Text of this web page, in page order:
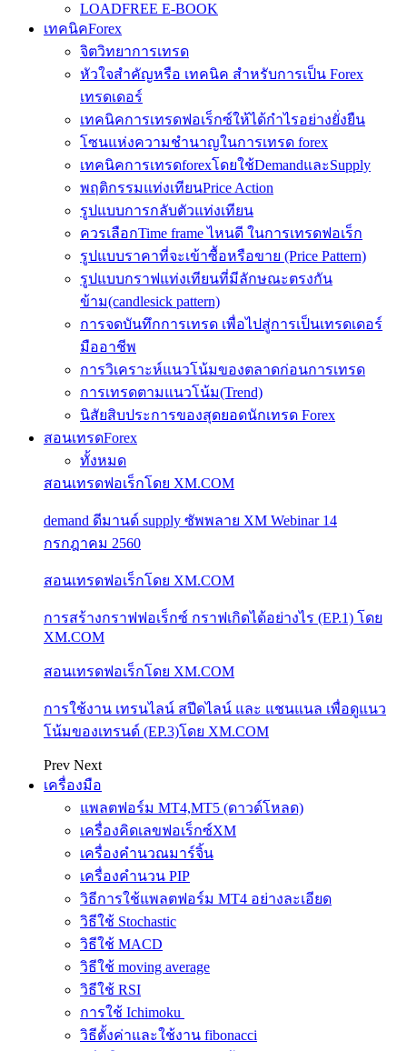
LOADFREE E-BOOK
เทคนิคForex
จิตวิทยาการเทรด
หัวใจสำคัญหรือ เทคนิค สำหรับการเป็น Forex
เทรดเดอร์
เทคนิคการเทรดฟอเร็กซ์ให้ได้กำไรอย่างยั่งยืน
โซนแห่งความชำนาญในการเทรด forex
เทคนิคการเทรดforexโดยใช้DemandและSupply
พฤติกรรมแท่งเทียนPrice Action
รูปแบบการกลับตัวแท่งเทียน
ควรเลือกTime frame ไหนดี ในการเทรดฟอเร็ก
รูปแบบราคาที่จะเข้าซื้อหรือขาย (Price Pattern)
รูปแบบกราฟแท่งเทียนที่มีลักษณะตรงกัน
ข้าม(candlesick pattern)
การจดบันทึกการเทรด เพื่อไปสู่การเป็นเทรดเดอร์
มืออาชีพ
การวิเคราะห์แนวโน้มของตลาดก่อนการเทรด
การเทรดตามแนวโน้ม(Trend)
นิสัยสิบประการของสุดยอดนักเทรด Forex
สอนเทรดForex
ทั้งหมด
สอนเทรดฟอเร็กโดย XM.COM
demand ดีมานด์ supply ซัพพลาย XM Webinar 14
กรกฎาคม 2560
สอนเทรดฟอเร็กโดย XM.COM
การสร้างกราฟฟอเร็กซ์ กราฟเกิดได้อย่างไร (EP.1) โดย
XM.COM
สอนเทรดฟอเร็กโดย XM.COM
การใช้งาน เทรนไลน์ สปีดไลน์ และ แชนแนล เพื่อดูแนว
โน้มของเทรนด์ (EP.3)โดย XM.COM
Prev Next
เครื่องมือ
แพลตฟอร์ม MT4,MT5 (ดาวด์โหลด)
เครื่องคิดเลขฟอเร็กซ์XM
เครื่องคำนวณมาร์จิ้น
เครื่องคำนวน PIP
วิธีการใช้แพลตฟอร์ม MT4 อย่างละเอียด
วิธีใช้ Stochastic
วิธีใช้ MACD
วิธีใช้ moving average
วิธีใช้ RSI
การใช้ Ichimoku
วิธีตั้งค่าและใช้งาน fibonacci